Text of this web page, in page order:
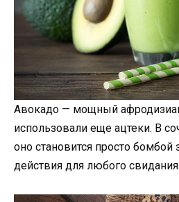
Авокадо — мощный
использовали еще ацтеки. В
оно становится просто бомбой
действия для любого свидания.